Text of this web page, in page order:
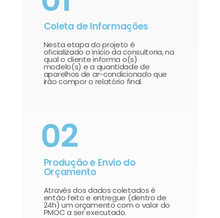
Coleta de Informações
Nesta etapa do projeto é
oficializado o início da consultoria, na
qual o cliente informa o(s)
modelo(s) e a quantidade de
aparelhos de ar-condicionado que
irão compor o relatório final.​
02
Produção e Envio do
Orçamento
Através dos dados coletados é
então feito e entregue (dentro de
24h) um orçamento com o valor do
PMOC a ser executado.